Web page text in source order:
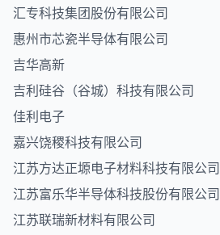
汇专科技集团股份有限公司
惠州市芯瓷半导体有限公司
吉华高新
吉利硅谷（谷城）科技有限公司
佳利电子
嘉兴饶稷科技有限公司
江苏方达正塬电子材料科技有限公司
江苏富乐华半导体科技股份有限公司
江苏联瑞新材料有限公司